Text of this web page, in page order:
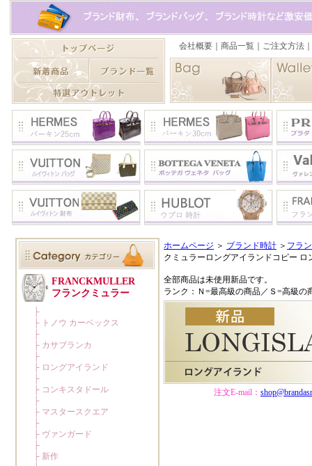
ホームページ ＞ ブランド時計 ＞ フラ
クミュラーロングアイランドコピー ロ
全部商品は未使用新品です。
ランク：Ｎ=最高級の商品／Ｓ=高級の
注文E-mail：